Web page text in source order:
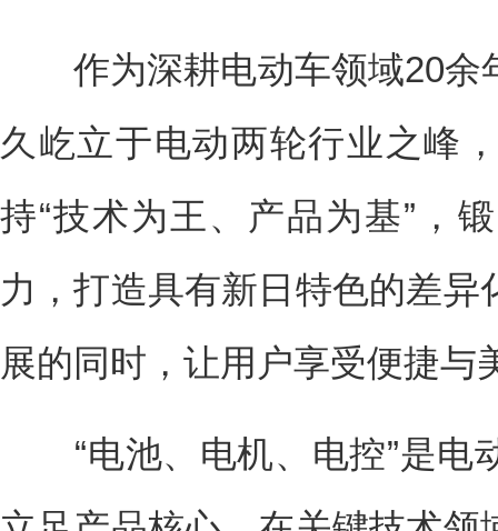
作为深耕电动车领域20余
久屹立于电动两轮行业之峰
持“技术为王、产品为基”，
力，打造具有新日特色的差
展的同时，让用户享受便捷与
“电池、电机、电控”是电